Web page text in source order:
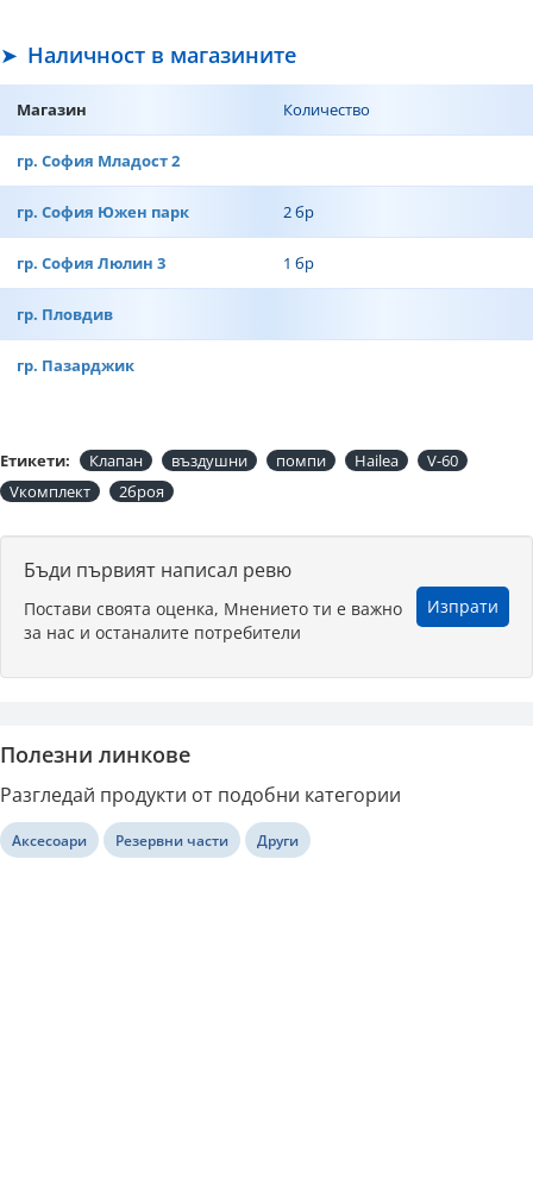
Наличност в магазините
Магазин Количество
гр. София Младост 2
гр. София Южен парк 2 бр
гр. София Люлин 3 1 бр
гр. Пловдив
гр. Пазарджик
Етикети: Клапан въздушни помпи Hailea
V-60
Vкомплект
2броя
Бъди първият написал ревю
Постави своята оценка, Мнението ти е важно
за нас и останалите потребители
Изпрати
Полезни линкове
Разгледай продукти от подобни категории
Аксесоари Резервни части Други